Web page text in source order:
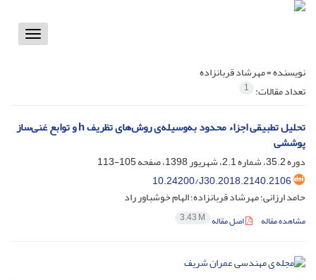
Toggle
نویسنده =مهرشاد قربانزاده
تعداد مقالات: 1
تحلیل تطبیقی اجزاء محدود به‌وسیله‌ی روش‌های تظریف h و توابع غنی‌ساز
پوششی
دوره 35.2، شماره 2.1، شهریور 1398، صفحه
105-113
10.24200/J30.2018.2140.2106
حامد ارزانی؛ مهرشاد قربانزاده؛ الهام خوشباور راد
مشاهده مقاله اصل مقاله 3.43 M